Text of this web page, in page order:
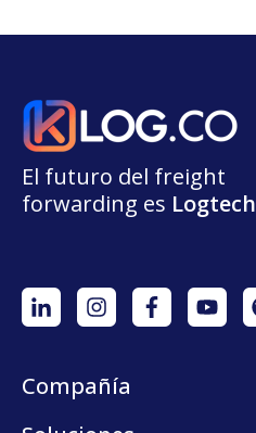
El futuro del freight
forwarding es Logtech
Compañía
Sobre nosotros